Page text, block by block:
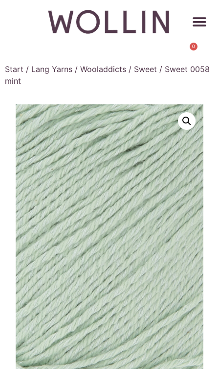
0
Start / Lang Yarns / Wooladdicts / Sweet / Sweet 0058
mint